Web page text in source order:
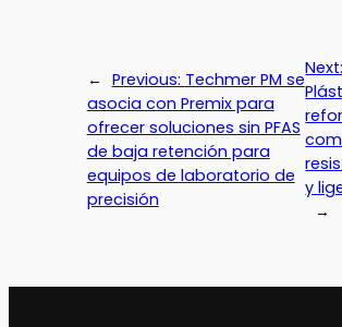
← Previous: Techmer PM se
asocia con Premix para
ofrecer soluciones sin PFAS
de baja retención para
equipos de laboratorio de
precisión
Next:
y
→